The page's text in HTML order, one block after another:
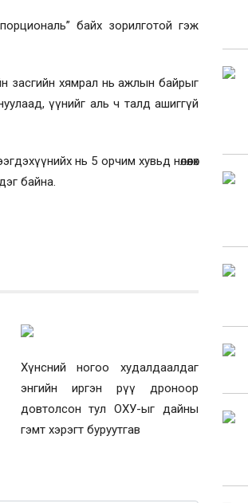
” байх зорилготой гэж
засгийн хямрал нь ажлын байрыг
үүнийг аль ч талд ашиггүй
нь 5 орчим хувьд нөлөөлөх
байна.
Хүнсний ногоо худалдаалдаг
энгийн иргэн рүү дроноор
довтолсон тул ОХУ-ыг дайны
гэмт хэрэгт буруутгав